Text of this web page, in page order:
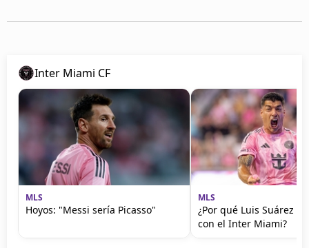
Inter Miami CF
MLS
Hoyos: "Messi sería Picasso"
MLS
¿Por qué Luis Suárez
con el Inter Miami?